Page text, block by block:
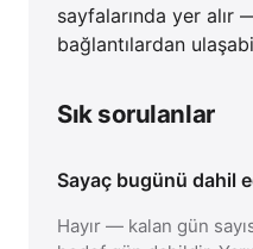
sayfalarında yer alır
bağlantılardan
Sık sorulanlar
Sayaç bugünü dahil
Hayır — kalan gün